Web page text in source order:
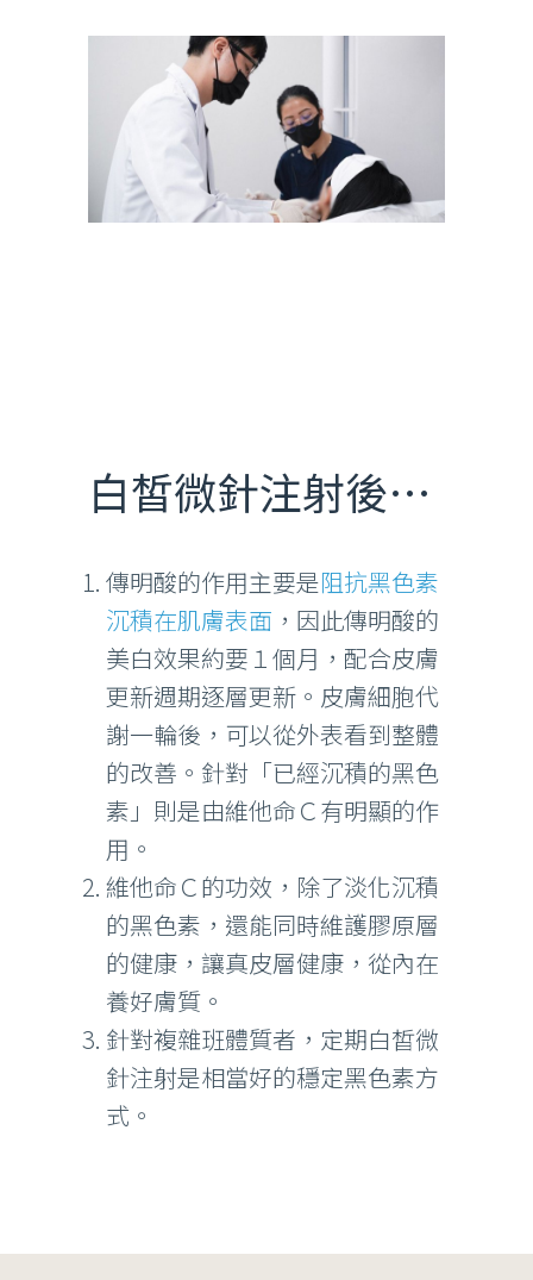
白皙微針注射後…
傳明酸的作用主要是阻抗黑色素
沉積在肌膚表面 ，因此傳明酸的
美白效果約要１個月，配合皮膚
更新週期逐層更新。皮膚細胞代
謝一輪後，可以從外表看到整體
的改善。針對「已經沉積的黑色
素」則是由維他命Ｃ有明顯的作
用。
維他命Ｃ的功效，除了淡化沉積
的黑色素，還能同時維護膠原層
的健康，讓真皮層健康，從內在
養好膚質。
針對複雜班體質者，定期白皙微
針注射是相當好的穩定黑色素方
式。